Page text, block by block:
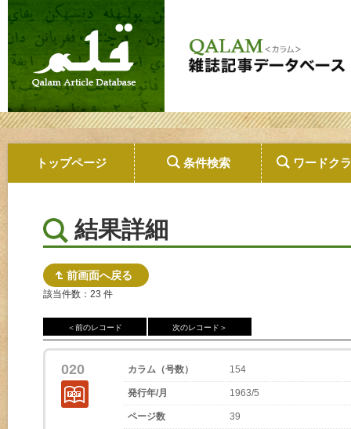
トップページ 条件検索 ワードク
結果詳細
前画面へ戻る
該当件数：23 件
＜前のレコード 次のレコード＞
020 カラム（号数） 154
発行年/月 1963/5
ページ数 39